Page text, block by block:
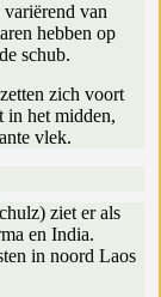
van
hebben op
schub.
zich voort
in het midden,
vlek.
ziet er als
en India.
in noord Laos